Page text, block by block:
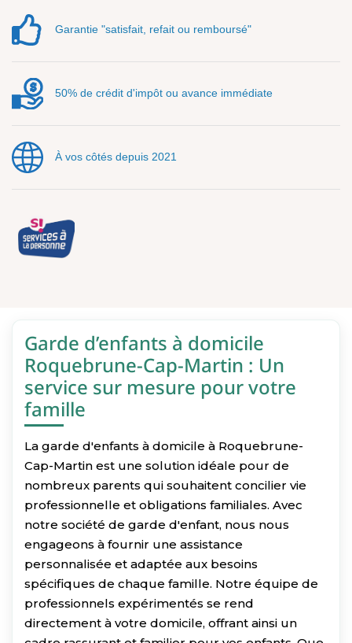
Garantie "satisfait, refait ou remboursé"
50% de crédit d'impôt ou avance immédiate
À vos côtés depuis 2021
Garde d’enfants à domicile
Roquebrune-Cap-Martin : Un
service sur mesure pour votre
famille
La garde d'enfants à domicile à Roquebrune-
Cap-Martin est une solution idéale pour de
nombreux parents qui souhaitent concilier vie
professionnelle et obligations familiales. Avec
notre société de garde d'enfant, nous nous
engageons à fournir une assistance
personnalisée et adaptée aux besoins
spécifiques de chaque famille. Notre équipe de
professionnels expérimentés se rend
directement à votre domicile, offrant ainsi un